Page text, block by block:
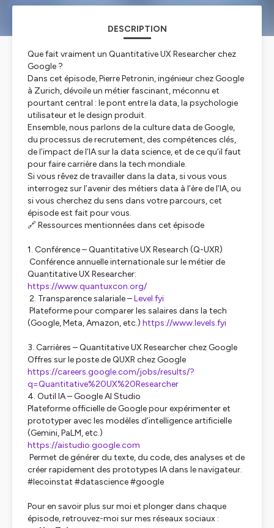
DESCRIPTION
Que fait vraiment un Quantitative UX Researcher chez
Google ?
Dans cet épisode, Pierre Petronin, ingénieur chez Google
à Zurich, dévoile un métier fascinant, méconnu et
pourtant central : le pont entre la data, la psychologie
utilisateur et le design produit.
Ensemble, nous parlons de la culture data de Google,
du processus de recrutement, des compétences clés,
de l’impact de l’IA sur la data science, et de ce qu’il faut
pour faire carrière dans la tech mondiale.
Si vous rêvez de travailler dans la data, si vous vous
interrogez sur l’avenir des métiers data à l’ère de l’IA, ou
si vous cherchez du sens dans votre parcours, cet
épisode est fait pour vous.
🔗 Ressources mentionnées dans cet épisode
1. Conférence – Quantitative UX Research (Q-UXR)
Conférence annuelle internationale sur le métier de
Quantitative UX Researcher:
https://www.quantuxcon.org/
2. Transparence salariale –Level.fyi
Plateforme pour comparer les salaires dans la tech
(Google, Meta, Amazon, etc.) https://www.levels.fyi
3. Carrières – Quantitative UX Researcher chez Google
Offres sur le poste de QUXR chez Google
https://careers.google.com/jobs/results/?
q=Quantitative%20UX%20Researcher
4. Outil IA – Google AI Studio
Plateforme officielle de Google pour expérimenter et
prototyper avec les modèles d’intelligence artificielle
(Gemini, PaLM, etc.)
https://aistudio.google.com
Permet de générer du texte, du code, des analyses et de
créer rapidement des prototypes IA dans le navigateur.
#lecoinstat #datascience #google
Pour en savoir plus sur moi et plonger dans chaque
épisode, retrouvez-moi sur mes réseaux sociaux :